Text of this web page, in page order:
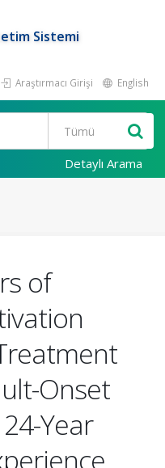
Sistemi
Araştırmacı Girişi English
Detaylı Arama
of
Onset
Year